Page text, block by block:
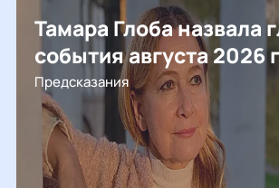
Тамара Глоба назвала
события августа 2026
Предсказания